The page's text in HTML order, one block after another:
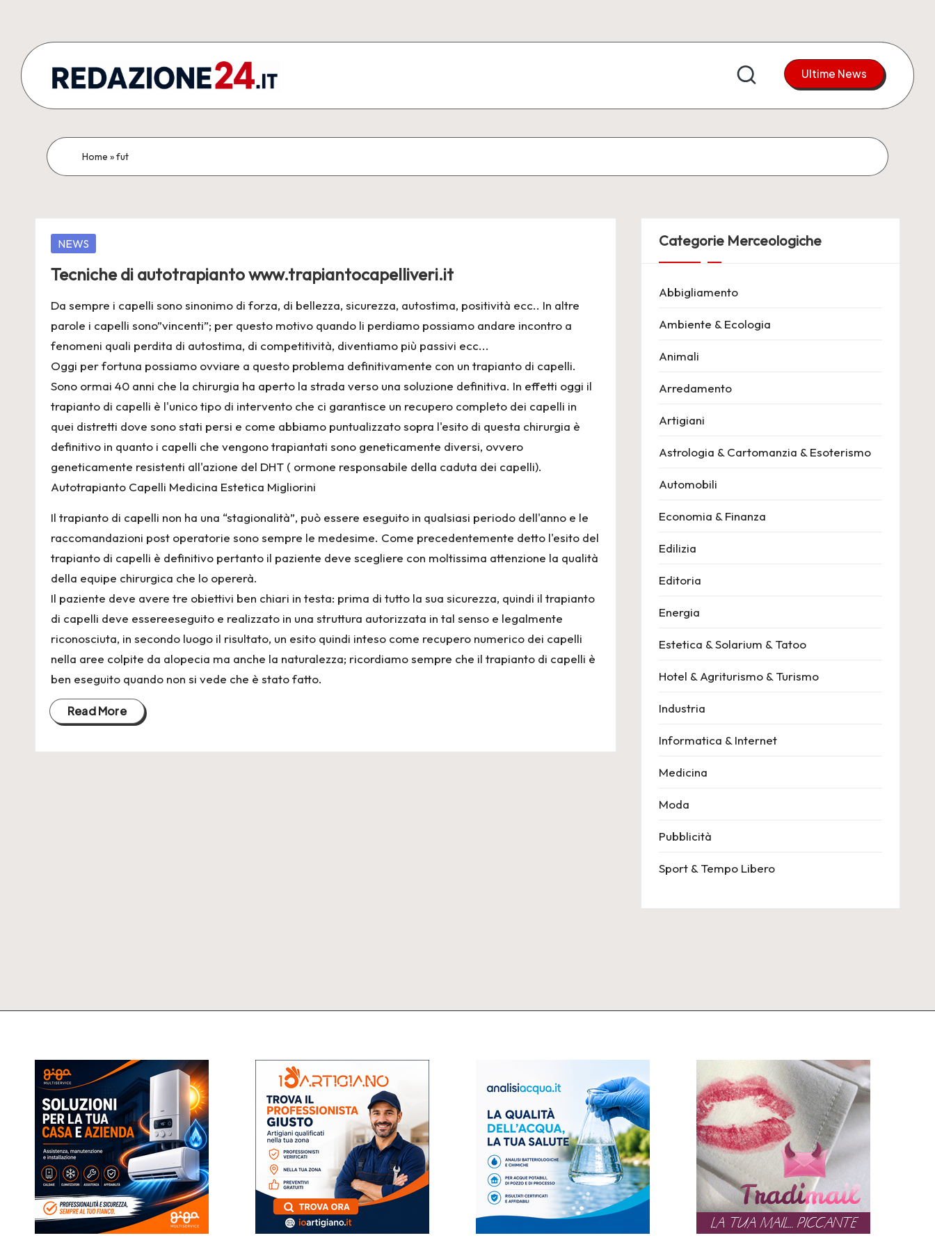
content
R
e
d
z
i
o
n
e
2
4
&
Comunicati
Ultime News
Home »fut
Posted
NEWS
Tecniche di autotrapianto www.trapiantocapelliveri.it
Da sempre i capelli sono sinonimo di forza, di bellezza, sicurezza, autostima, positività ecc.. In altre
parole i capelli sono”vincenti”; per questo motivo quando li perdiamo possiamo andare incontro a
fenomeni quali perdita di autostima, di competitività, diventiamo più passivi ecc...
Oggi per fortuna possiamo ovviare a questo problema definitivamente con un trapianto di capelli.
Sono ormai 40 anni che la chirurgia ha aperto la strada verso una soluzione definitiva. In effetti oggi il
trapianto di capelli è l'unico tipo di intervento che ci garantisce un recupero completo dei capelli in
quei distretti dove sono stati persi e come abbiamo puntualizzato sopra l'esito di questa chirurgia è
definitivo in quanto i capelli che vengono trapiantati sono geneticamente diversi, ovvero
geneticamente resistenti all'azione del DHT ( ormone responsabile della caduta dei capelli).
Autotrapianto Capelli Medicina Estetica Migliorini
Il trapianto di capelli non ha una “stagionalità”, può essere eseguito in qualsiasi periodo dell'anno e le
raccomandazioni post operatorie sono sempre le medesime. Come precedentemente detto l'esito del
trapianto di capelli è definitivo pertanto il paziente deve scegliere con moltissima attenzione la qualità
della equipe chirurgica che lo opererà.
Il paziente deve avere tre obiettivi ben chiari in testa: prima di tutto la sua sicurezza, quindi il trapianto
di capelli deve essereeseguito e realizzato in una struttura autorizzata in tal senso e legalmente
riconosciuta, in secondo luogo il risultato, un esito quindi inteso come recupero numerico dei capelli
nella aree colpite da alopecia ma anche la naturalezza; ricordiamo sempre che il trapianto di capelli è
ben eseguito quando non si vede che è stato fatto.
Read More
Categorie Merceologiche
Abbigliamento
Ambiente & Ecologia
Animali
Arredamento
Artigiani
Astrologia & Cartomanzia & Esoterismo
Automobili
Economia & Finanza
Edilizia
Editoria
Energia
Estetica & Solarium & Tatoo
Hotel & Agriturismo & Turismo
Industria
Informatica & Internet
Medicina
Moda
Pubblicità
Sport & Tempo Libero